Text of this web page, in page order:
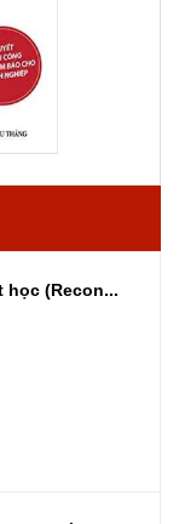
học (Recon...